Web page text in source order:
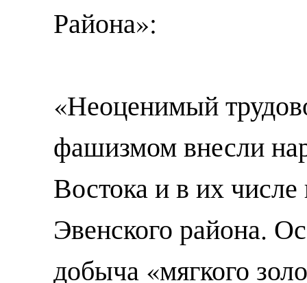
Района»:
«Неоценимый
фашизмом внесли
Востока и в их
Эвенского района.
добыча «мягкого